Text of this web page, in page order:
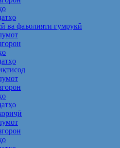
ва фаъолияти гумрукӣ